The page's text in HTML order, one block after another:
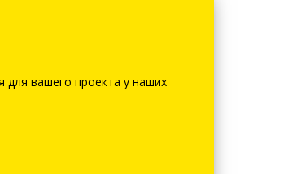
для вашего проекта у наших